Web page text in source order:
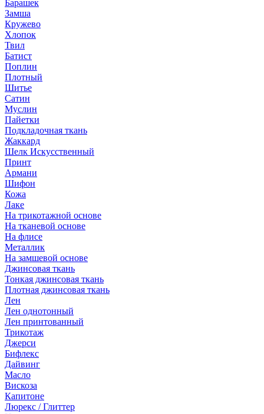
Барашек
Замша
Кружево
Хлопок
Твил
Батист
Поплин
Плотный
Шитье
Сатин
Муслин
Пайетки
Подкладочная ткань
Жаккард
Шелк Искусственный
Принт
Армани
Шифон
Кожа
Лаке
На трикотажной основе
На тканевой основе
На флисе
Металлик
На замшевой основе
Джинсовая ткань
Тонкая джинсовая ткань
Плотная джинсовая ткань
Лен
Лен однотонный
Лен принтованный
Трикотаж
Джерси
Бифлекс
Дайвинг
Масло
Вискоза
Капитоне
Люрекс / Глиттер